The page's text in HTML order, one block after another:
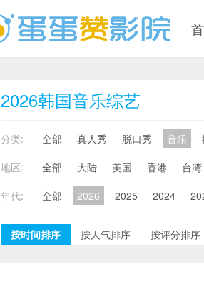
2026韩国音乐综艺
分类: 全部 真人秀 脱口秀 音乐
地区:
全部 大陆 美国 香港 台湾
年代:
全部 2026 2025 2024
按时间排序 按人气排序 按评分排序